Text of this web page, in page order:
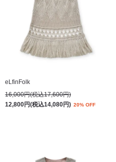
eLfinFolk
16,000円(税込17,600円)
12,800円(税込14,080円) 20% OFF